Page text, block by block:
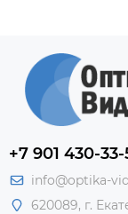
+7 901 430-33-
info@optika-
620089, г.